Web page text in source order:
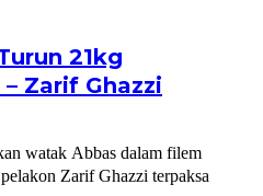
21kg
Zarif Ghazzi
watak Abbas dalam filem
Zarif Ghazzi terpaksa